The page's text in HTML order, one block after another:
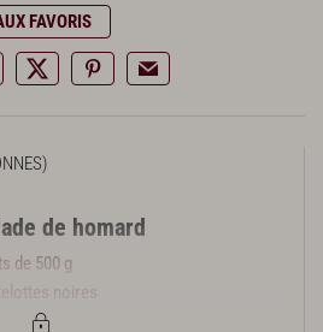
FAVORIS
de homard
de 500 g
noires